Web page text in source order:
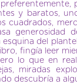
y baratos,
cuadrados,
generosidad
del
fingía leer
lo que en
miradas
descubría a